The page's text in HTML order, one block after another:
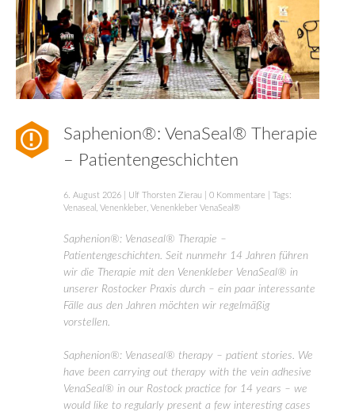
Saphenion®: VenaSeal® Therapie
– Patientengeschichten
6. August 2026 Ulf Thorsten Zierau 0 Kommentare | Tags:
Venaseal
Venenkleber Venenkleber VenaSeal®
Saphenion®: Venaseal® Therapie –
Patientengeschichten. Seit nunmehr 14 Jahren führen
wir die Therapie mit den Venenkleber VenaSeal® in
unserer Rostocker Praxis durch – ein paar interessante
Fälle aus den Jahren möchten wir regelmäßig
vorstellen.
Saphenion®: Venaseal® therapy – patient stories. We
have been carrying out therapy with the vein adhesive
VenaSeal® in our Rostock practice for 14 years – we
would like to regularly present a few interesting cases